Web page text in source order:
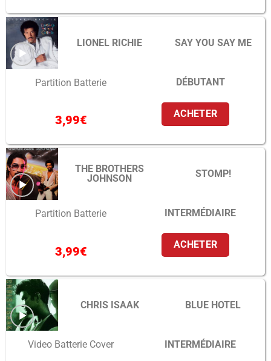
LIONEL RICHIE SAY YOU SAY ME
Partition Batterie DÉBUTANT
3,99€ ACHETER
THE BROTHERS
JOHNSON
STOMP!
Partition Batterie INTERMÉDIAIRE
3,99€ ACHETER
CHRIS ISAAK BLUE HOTEL
Video Batterie Cover INTERMÉDIAIRE